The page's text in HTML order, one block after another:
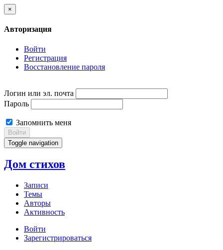
×
Авторизация
Войти
Регистрация
Восстановление пароля
Логин или эл. почта
Пароль
Запомнить меня
Войти
Toggle navigation
Дом стихов
Записи
Темы
Авторы
Активность
Войти
Зарегистрироваться